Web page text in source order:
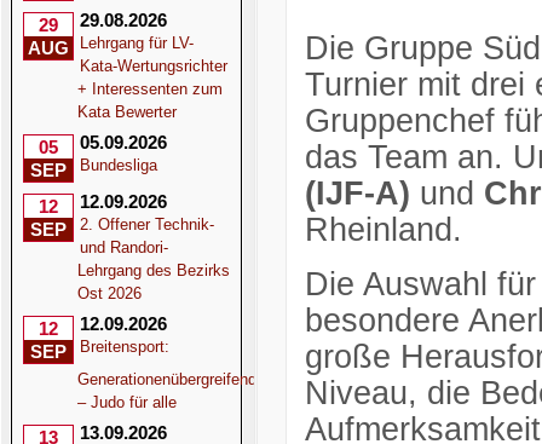
29
AUG
29.08.2026
Lehrgang für LV-
Kata-Wertungsrichter
+ Interessenten zum
Kata Bewerter
05
SEP
05.09.2026
Bundesliga
12
SEP
12.09.2026
2. Offener Technik-
und Randori-
Lehrgang des Bezirks
Ost 2026
12
SEP
12.09.2026
Breitensport:
Generationenübergreifend
– Judo für alle
13
13.09.2026
Die Gruppe
Turnier mit drei
Gruppenchef
das Team an.
(IJF-A) und
Rheinland.
Die Auswahl
besondere
große
Niveau, die